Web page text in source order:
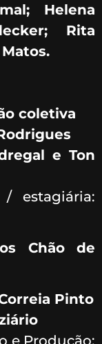
Helena
Rita
coletiva
e Ton
/ estagiária:
Chão de
Pinto
e Produção: